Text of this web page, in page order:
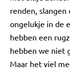
renden,
ongelukje in de
hebben een
hebben we niet
Maar het viel